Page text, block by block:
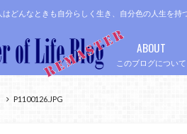
はどんなときも自分らしく生き、自分色の人生を持
このブログについて
ABOUT
P1100126.JPG